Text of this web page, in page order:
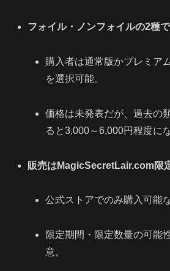
フォイル・ノンフォイルの2種
購入者は通常版かプレミア
を選択可能。
価格は未発表だが、過去の
ると3,000～6,000円程度に
販売はMagicSecretLair.com限
公式ストアでのみ購入可能
限定期間・限定数量の可能
意。